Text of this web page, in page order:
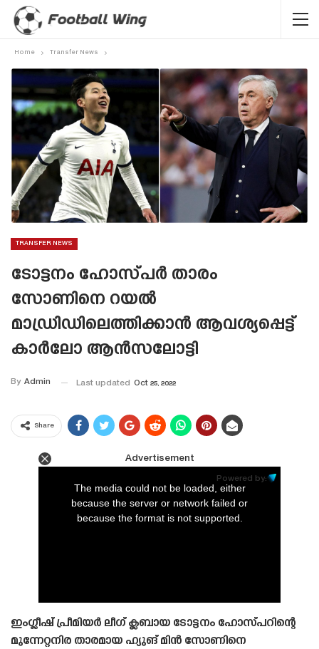
Home Transfer News
TRANSFER NEWS
ടോട്ടനം ഹോസ്‌പർ താരം
സോണിനെ റയൽ
മാഡ്രിഡിലെത്തിക്കാൻ ആവശ്യപ്പെട്ട്
കാർലോ ആൻസലോട്ടി
By Admin Last updated Oct 25, 2022
Share
Advertisement
Powered by:
The media could not be loaded, either
because the server or network failed or
because the format is not supported.
ഇംഗ്ലീഷ് പ്രീമിയർ ലീഗ് ക്ലബായ ടോട്ടനം ഹോസ്‌പറിന്റെ
മുന്നേറ്റനിര താരമായ ഹ്യുങ് മിൻ സോണിനെ